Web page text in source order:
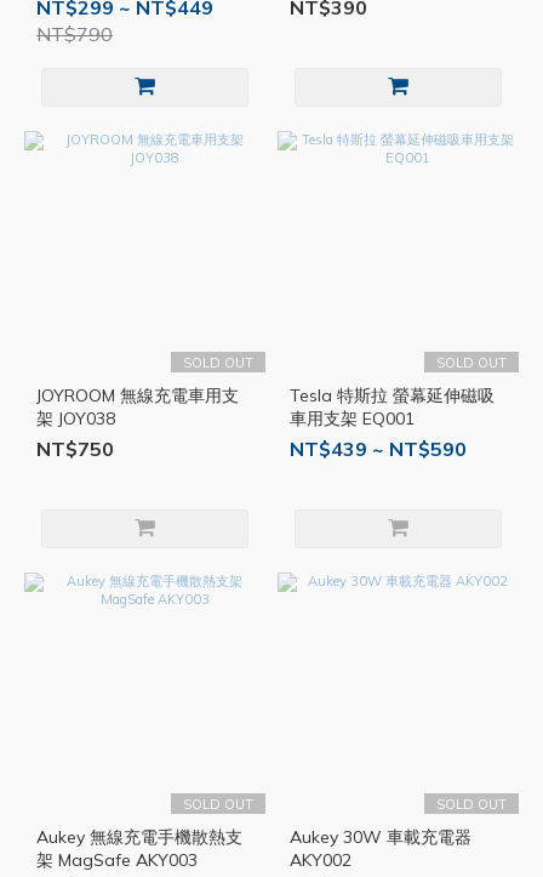
NT$299 ~ NT$449
NT$790
頭 T14
NT$390
SOLD OUT
JOYROOM 無線充電車用支
架 JOY038
NT$750
SOLD OUT
Tesla 特斯拉 螢幕延伸磁吸
車用支架 EQ001
NT$439 ~ NT$590
SOLD OUT
Aukey 無線充電手機散熱支
架 MagSafe AKY003
SOLD OUT
Aukey 30W 車載充電器
AKY002